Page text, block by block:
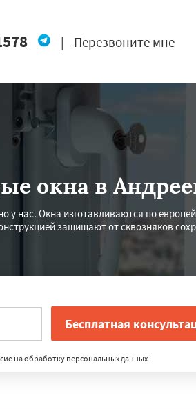
| Перезвоните мне
окна в
у нас. Окна изготавливаются по
защищают от сквозняков
на обработку персональных данных